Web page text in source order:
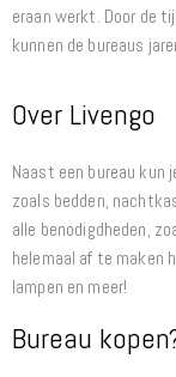
eraan werkt. Door de
kunnen de bureaus
Over Livengo
Naast een bureau kun
zoals bedden,
alle benodigdheden,
helemaal af te maken
lampen en meer!
Bureau